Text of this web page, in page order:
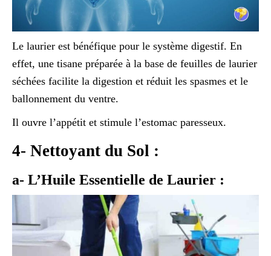
Le laurier est bénéfique pour le système digestif. En
effet, une tisane préparée à la base de feuilles de laurier
séchées facilite la digestion et réduit les spasmes et le
ballonnement du ventre.
Il ouvre l’appétit et stimule l’estomac paresseux.
4- Nettoyant du Sol :
a- L’Huile Essentielle de Laurier :